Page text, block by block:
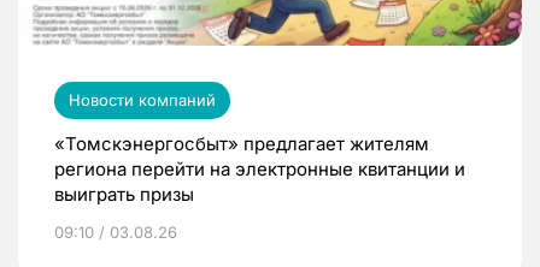
Новости компаний
«Томскэнергосбыт» предлагает жителям
региона перейти на электронные квитанции и
выиграть призы
09:10 / 03.08.26